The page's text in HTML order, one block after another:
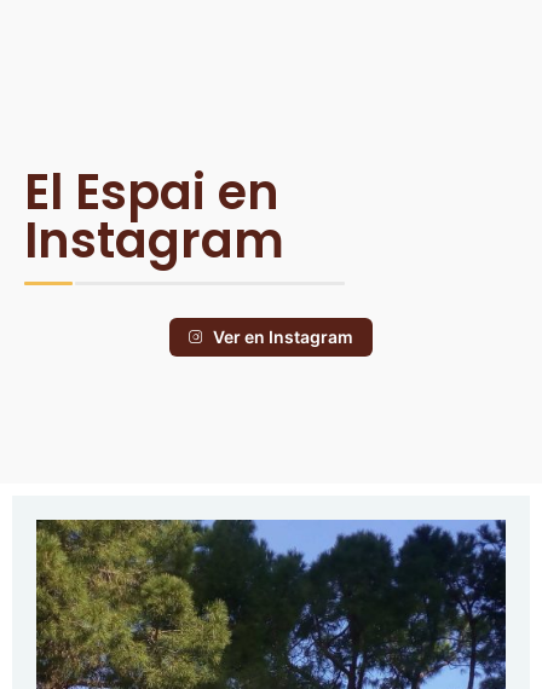
El Espai en
Instagram
Ver en Instagram